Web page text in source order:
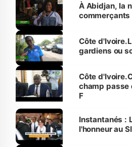
À Abidjan, la
commerçants
Côte
gardiens ou
Côte
champ passe
F
Instantanés :
l'honneur au